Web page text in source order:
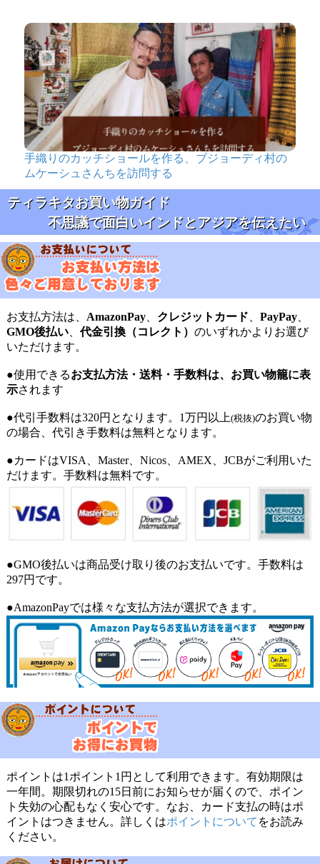
家族全員に大人気で最初の一袋はあっと言う間になくな
りました。
２袋目は大事に大事に食べています。
<br>
<br>
上記の感想から数年ぶりの購入でした。
相変わらずパリッとした食感とガーリック風味でとても
美味しかったです。
今回はお酒のあてにもしているのですが、とてもよく合
います。
新しい食べ方を発見できました。
これからいろいろな食べ方を模索していきたいです。
★★★ ★ ★購入者様
各種パパドがそろっているので、在庫があるものをいろ
いろ購入してます。
るのがおいしいです。
また、リピします。
★★★★ ぽんごくんばいばい様
袋開けた途端強烈なガーリックの香り。油で揚げると全
ブンで焼くとカリッとします
ちょっとピリッとする感じもしますがこれはガーリック
の辛味でしょうか？でもとてもおいしいです
これ次回も購入したいです
パパドのガーリック味、食べてみました封を開けるとガ
ーリックの良い香りがしました(^o^)焼いて食べるとパリ
パリで香ばしく、とても美味しかったです、ちょっと塩
辛いので、甘いアイスミルクティーが欲しくなり飲みま
した、チャイやミルクティーと合います私の個人的な感
想ですが(o^−^o)また購入したいです◎
手織りのカッチショールを作る、ブジョーディ村の
ムケーシュさんちを訪問する
ティラキタお買い物ガイド
不思議で面白いインドとアジアを伝えたい
お支払方法は、 AmazonPay、 クレジットカード PayPay、
GMO後払い、代金引換（コレクト） のいずれかよりお選び
いただけます。
●使用できるお支払方法・送料・手数料は、お買い物籠に表
示されます
●代引手数料は320円となります。1万円以上(税抜)のお買い物
の場合、代引き手数料は無料となります。
●カードはVISA、Master、Nicos、AMEX、JCBがご利用いた
だけます。手数料は無料です。
●GMO後払いは商品受け取り後のお支払いです。手数料は
297円です。
●AmazonPayでは様々な支払方法が選択できます。
ポイントは1ポイント1円として利用できます。有効期限は
一年間。期限切れの15日前にお知らせが届くので、ポイン
ト失効の心配もなく安心です。なお、カード支払の時はポ
イントはつきません。詳しくはポイントについて をお読み
ください。